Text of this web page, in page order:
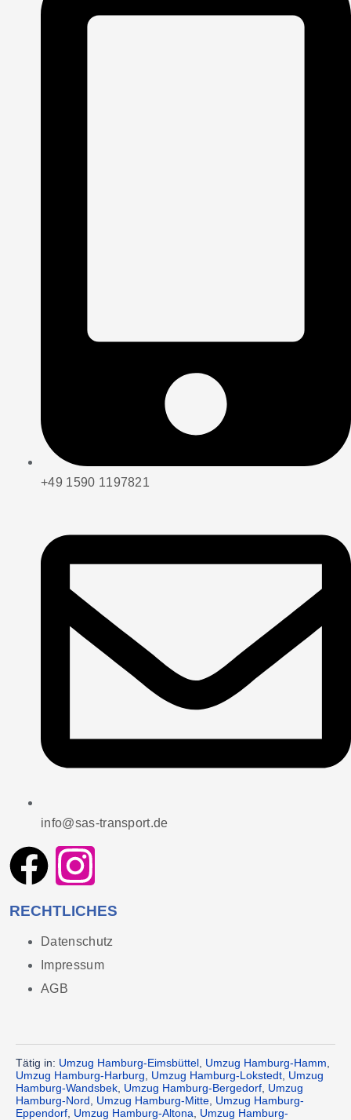
+49 1590 1197821
info@sas-transport.de
RECHTLICHES
Datenschutz
Impressum
AGB
Tätig in: Umzug Hamburg-Eimsbüttel Umzug Hamburg-Hamm
Umzug Hamburg-Harburg
Umzug Hamburg-Lokstedt Umzug
Hamburg-Wandsbek Umzug Hamburg-Bergedorf Umzug
Hamburg-Nord
Umzug Hamburg-Mitte Umzug Hamburg-
Eppendorf Umzug Hamburg-Altona
Umzug Hamburg-